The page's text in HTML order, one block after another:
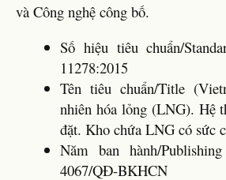
và Công nghệ công bố.
Số hiệu tiêu chuẩn/
11278:2015
Tên tiêu chuẩn/Title
nhiên hóa lỏng (LNG). Hệ
đặt. Kho chứa LNG có sức
Năm ban hành/
4067/QĐ-BKHCN